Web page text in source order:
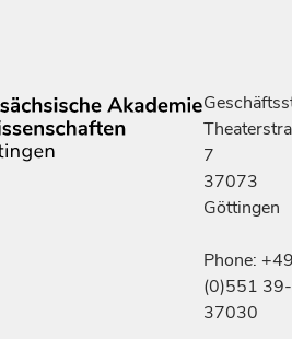
7
37073
Göttingen
Phone:
(0)551 39-
37030